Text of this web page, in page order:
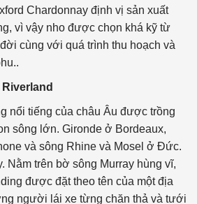
Chardonnay định vị sản xuất
vì vậy nho được chọn khá kỹ từ
cùng với quá trình thu hoạch và
nổi tiếng của châu Âu được trồng
sông lớn. Gironde ở Bordeaux,
và sông Rhine và Mosel ở Đức.
Nằm trên bờ sông Murray hùng vĩ,
được đặt theo tên của một địa
người lái xe từng chăn thả và tưới